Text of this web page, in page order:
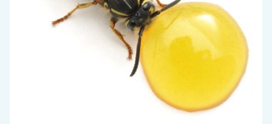
Untermenü